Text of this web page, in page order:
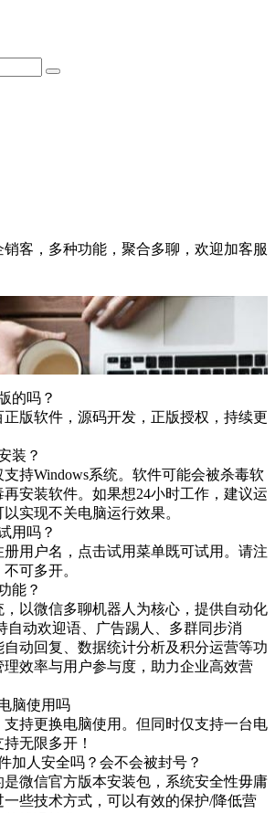
客，多种功能，聚合多聊，欢迎加客服
的吗？
版软件，源码开发，正版授权，持续更
装？
持Windows系统。软件可能会被杀毒软
安装软件。如果想24小时工作，建议运
实现不关电脑运行效果。
用吗？
用户名，点击试用菜单既可试用。请注
可多开。
能？
以微信多聊机器人为核心，提供自动化
自动欢迎语、广告踢人、多群同步消
动回复、数据统计分析及积分运营等功
效率与用户参与度，助力企业高效营
脑使用吗
持更换电脑使用。但同时仅支持一台电
无限多开！
加人安全吗？会不会被封号？
微信官方版本安装包，系统安全性毋庸
些技术方式，可以有效的保护/降低营